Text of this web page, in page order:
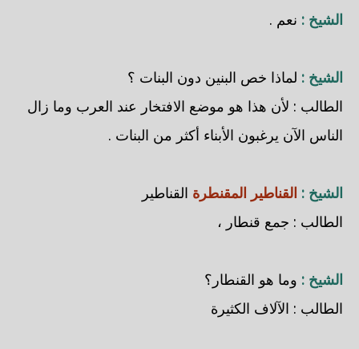
الشيخ : نعم .
الشيخ : لماذا خص البنين دون البنات ؟
الطالب : لأن هذا هو موضع الافتخار عند العرب وما زال
الناس الآن يرغبون الأبناء أكثر من البنات .
الشيخ : القناطير المقنطرة القناطير
الطالب : جمع قنطار ،
الشيخ : وما هو القنطار؟
الطالب : الآلاف الكثيرة